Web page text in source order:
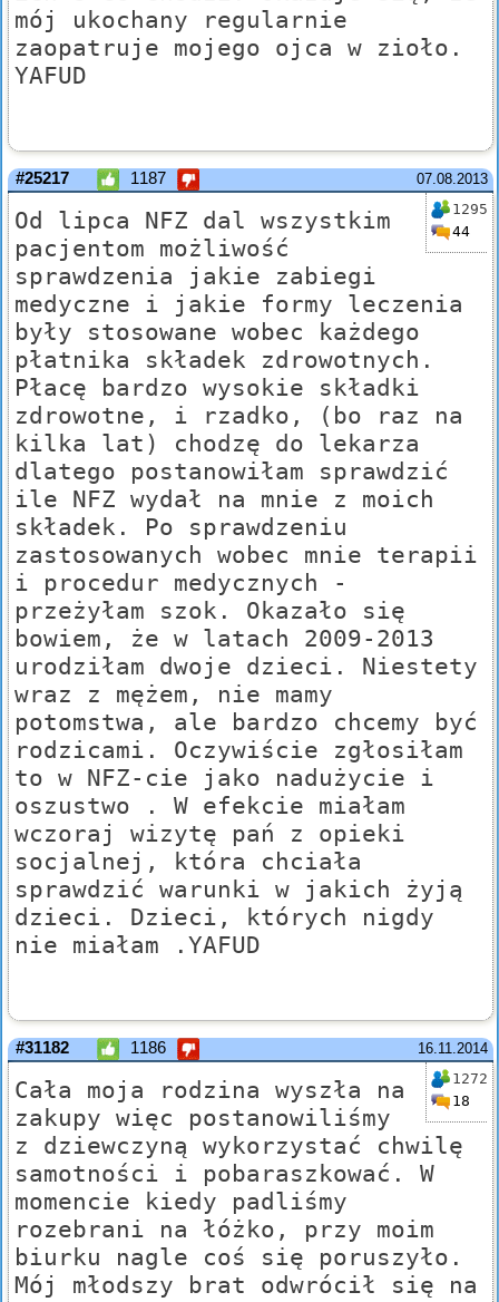
mój ukochany regularnie
zaopatruje mojego ojca w zioło.
YAFUD
07.08.2013
#25217 1187
1295
44
Od lipca NFZ dal wszystkim
pacjentom możliwość
sprawdzenia jakie zabiegi
medyczne i jakie formy leczenia
były stosowane wobec każdego
płatnika składek zdrowotnych.
Płacę bardzo wysokie składki
zdrowotne, i rzadko, (bo raz na
kilka lat) chodzę do lekarza
dlatego postanowiłam sprawdzić
ile NFZ wydał na mnie z moich
składek. Po sprawdzeniu
zastosowanych wobec mnie terapii
i procedur medycznych -
przeżyłam szok. Okazało się
bowiem, że w latach 2009-2013
urodziłam dwoje dzieci. Niestety
wraz z mężem, nie mamy
potomstwa, ale bardzo chcemy być
rodzicami. Oczywiście zgłosiłam
to w NFZ-cie jako nadużycie i
oszustwo . W efekcie miałam
wczoraj wizytę pań z opieki
socjalnej, która chciała
sprawdzić warunki w jakich żyją
dzieci. Dzieci, których nigdy
nie miałam .YAFUD
16.11.2014
#31182 1186
1272
18
Cała moja rodzina wyszła na
zakupy więc postanowiliśmy
z dziewczyną wykorzystać chwilę
samotności i pobaraszkować. W
momencie kiedy padliśmy
rozebrani na łóżko, przy moim
biurku nagle coś się poruszyło.
Mój młodszy brat odwrócił się na